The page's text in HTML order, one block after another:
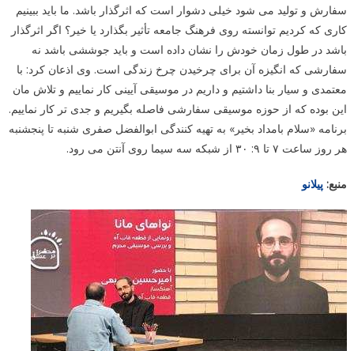
سفارش و تولید می شود خیلی دشوار است که اثرگذار باشد. ما باید ببینیم
کاری که کردیم توانسته روی فرهنگ جامعه تأثیر بگذارد یا خیر؟ اگر اثرگذار
باشد در طول زمان خودش را نشان داده است و باید جوششی باشد نه
سفارشی که انگیزه آن برای چرخیدن چرخ زندگی است. وی اذعان کرد: با
معتمدی و سیار بنا داشتیم و داریم در موسیقی آیینی کار نماییم و تلاش مان
این بوده که از حوزه موسیقی سفارشی فاصله بگیریم و جدی تر کار نماییم.
برنامه «سلام بامداد بخیر» به تهیه کنندگی ابوالفضل صفری شنبه تا پنجشنبه
هر روز ساعت ۷ تا ۹: ۳۰ از شبکه سه سیما روی آنتن می رود.
منبع: پیلانو